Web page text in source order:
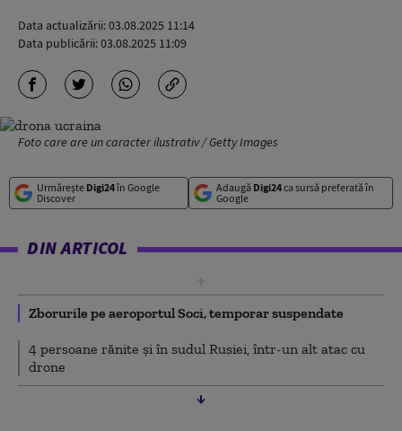
Data actualizării:03.08.2025 11:14
Data publicării:03.08.2025 11:09
Foto care are un caracter ilustrativ / Getty Images
Urmărește Digi24în Google
Discover
Adaugă Digi24ca sursă preferată în
Google
DIN ARTICOL
Zborurile pe aeroportul Soci, temporar suspendate
4 persoane rănite și în sudul Rusiei, într-un alt atac cu
drone